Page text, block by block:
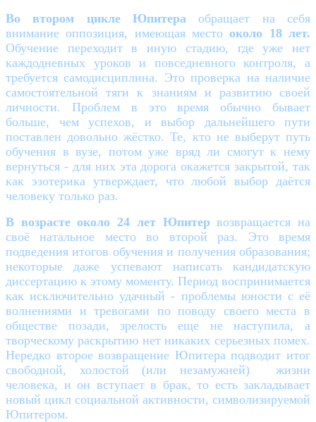
Во втором цикле Юпитера обращает на себя
внимание оппозиция, имеющая местооколо 18 лет.
Обучение переходит в иную стадию, где уже нет
каждодневных уроков и повседневного контроля, а
требуется самодисциплина. Это проверка на наличие
самостоятельной тяги к знаниям и развитию своей
личности. Проблем в это время обычно бывает
больше, чем успехов, и выбор дальнейшего пути
поставлен довольно жёстко. Те, кто не выберут путь
обучения в вузе, потом уже вряд ли смогут к нему
вернуться - для них эта дорога окажется закрытой, так
как эзотерика утверждает, что любой выбор даётся
человеку только раз.
В возрасте около 24 лет Юпитервозвращается на
своё натальное место во второй раз. Это время
подведения итогов обучения и получения образования;
некоторые даже успевают написать кандидатскую
диссертацию к этому моменту. Период воспринимается
как исключительно удачный - проблемы юности с её
волнениями и тревогами по поводу своего места в
обществе позади, зрелость еще не наступила, а
творческому раскрытию нет никаких серьезных помех.
Нередко второе возвращение Юпитера подводит итог
свободной, холостой (или незамужней) жизни
человека, и он вступает в брак, то есть закладывает
новый цикл социальной активности, символизируемой
Юпитером.